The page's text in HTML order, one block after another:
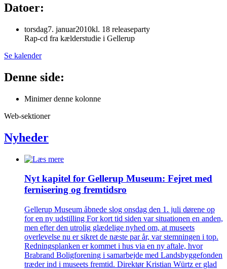
Datoer:
torsdag7. januar2010kl. 18 releaseparty
Rap-cd fra kælderstudie i Gellerup
Se kalender
Denne side:
Minimer denne kolonne
Web-sektioner
Nyheder
Nyt kapitel for Gellerup Museum: Fejret med
fernisering og fremtidsro
Gellerup Museum åbnede slog onsdag den 1. juli dørene op
for en ny udstilling For kort tid siden var situationen en anden,
men efter den utrolig glædelige nyhed om, at museets
overlevelse nu er sikret de næste par år, var stemningen i top.
Redningsplanken er kommet i hus via en ny aftale, hvor
Brabrand Boligforening i samarbejde med Landsbyggefonden
træder ind i museets fremtid. Direktør Kristian Würtz er glad